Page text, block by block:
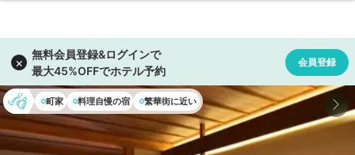
町家 料理自慢の宿 繁華街に近い